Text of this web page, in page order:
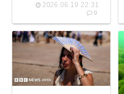
2026.06.19 22:31
0